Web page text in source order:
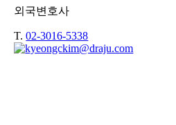
외국변호사
T.02-3016-5338